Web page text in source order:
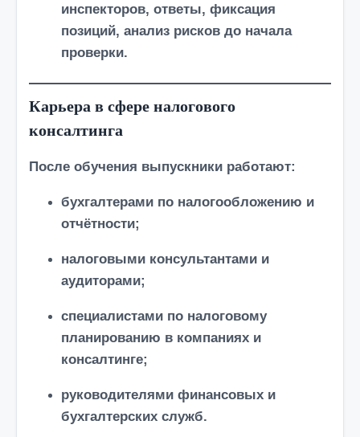
инспекторов, ответы, фиксация
позиций, анализ рисков до начала
проверки.
Карьера в сфере налогового
консалтинга
После обучения выпускники работают:
бухгалтерами по налогообложению и
отчётности;
налоговыми консультантами и
аудиторами;
специалистами по налоговому
планированию в компаниях и
консалтинге;
руководителями финансовых и
бухгалтерских служб.